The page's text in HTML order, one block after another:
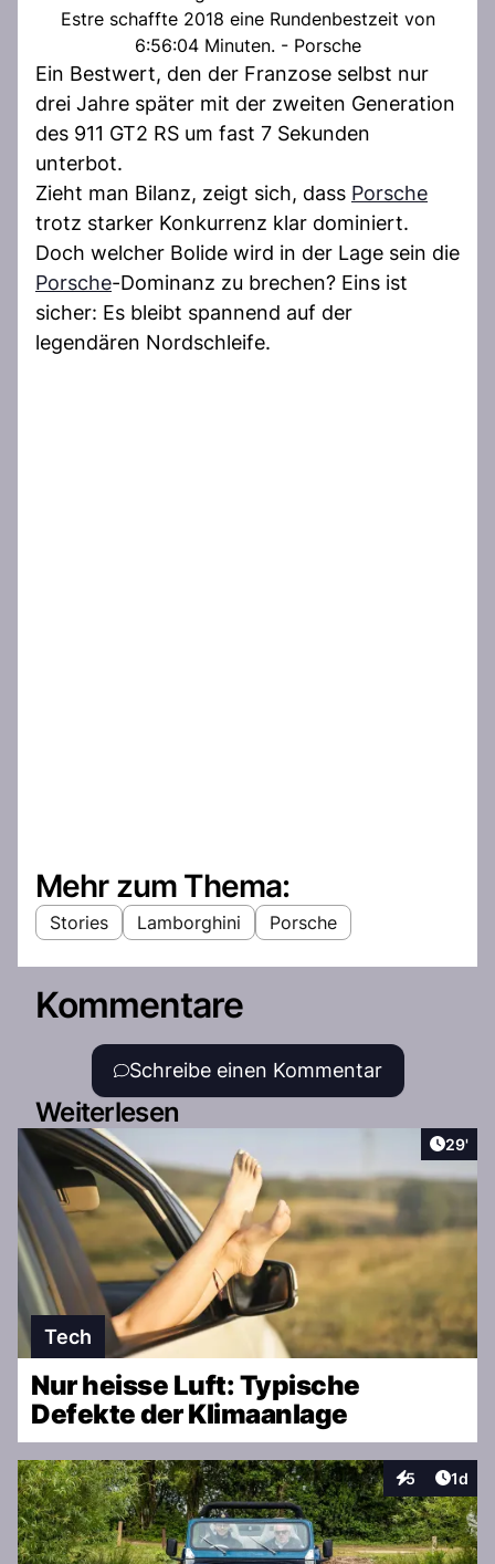
Estre schaffte 2018 eine Rundenbestzeit von
6:56:04 Minuten. - Porsche
Ein Bestwert, den der Franzose selbst nur
drei Jahre später mit der zweiten Generation
des 911 GT2 RS um fast 7 Sekunden
unterbot.
Zieht man Bilanz, zeigt sich, dass Porsche
trotz starker Konkurrenz klar dominiert.
Doch welcher Bolide wird in der Lage sein die
Porsche-Dominanz zu brechen? Eins ist
sicher: Es bleibt spannend auf der
legendären Nordschleife.
Mehr zum Thema:
Stories Lamborghini Porsche
Kommentare
Schreibe einen Kommentar
Weiterlesen
29'
Tech
Nur heisse Luft: Typische
Defekte der Klimaanlage
5
Interaktionen
1d